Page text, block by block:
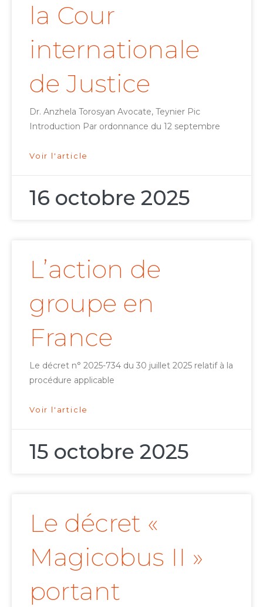
la Cour
internationale
de Justice
Dr. Anzhela Torosyan Avocate, Teynier Pic
Introduction Par ordonnance du 12 septembre
Voir l'article
16 octobre 2025
L’action de
groupe en
France
Le décret n° 2025-734 du 30 juillet 2025 relatif à la
procédure applicable
Voir l'article
15 octobre 2025
Le décret «
Magicobus II »
portant